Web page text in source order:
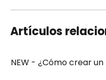
Artículos
NEW - ¿Cómo crear